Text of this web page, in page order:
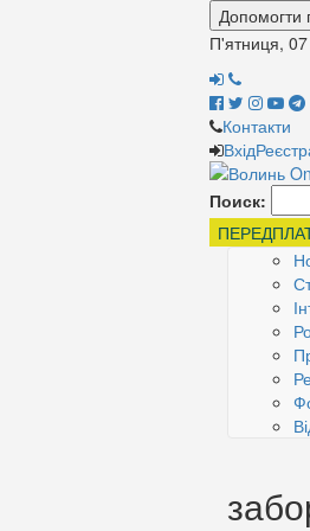
Допомогти
П'ятниця,
Контакти
Вхід
Поиск: